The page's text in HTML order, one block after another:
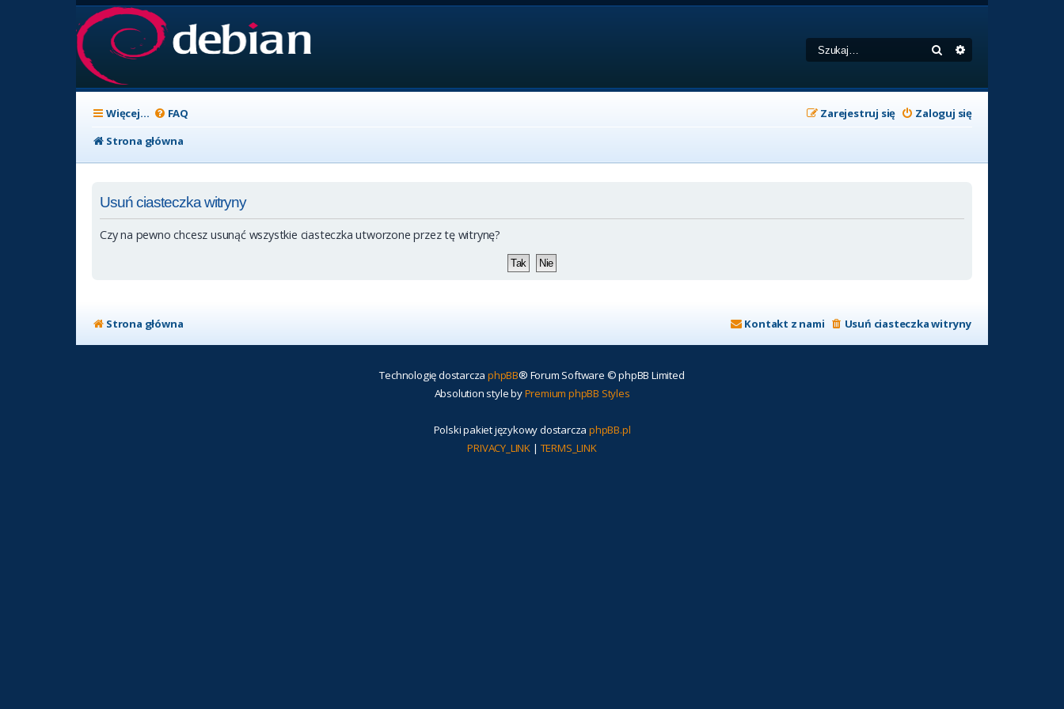
Szukaj
Więcej… FAQ Zaloguj się
Zarejestruj się
Strona główna
Usuń ciasteczka witryny
Czy na pewno chcesz usunąć wszystkie ciasteczka utworzone przez tę witrynę?
Strona główna Usuń ciasteczka witryny
Kontakt z nami
Technologię dostarcza phpBB® Forum Software © phpBB Limited
Absolution style byPremium phpBB Styles
Polski pakiet językowy dostarcza phpBB.pl
PRIVACY_LINK | TERMS_LINK